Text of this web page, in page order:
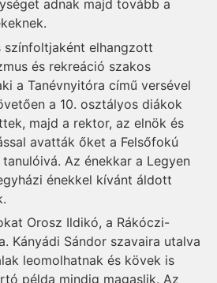
adnak majd tovább a
színfoltjaként elhangzott
és rekreáció szakos
a Tanévnyitóra című versével
a 10. osztályos diákok
majd a rektor, az elnök és
avatták őket a Felsőfokú
Az énekkar a Legyen
énekkel kívánt áldott
Orosz Ildikó, a Rákóczi-
Kányádi Sándor szavaira utalva
leomolhatnak és kövek is
példa mindig magaslik. Az